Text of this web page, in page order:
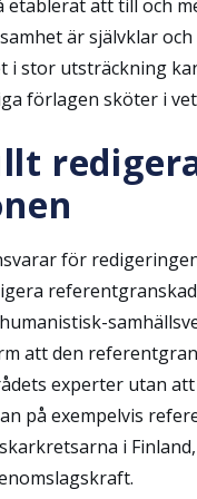
etablerat att till och
är självklar
i stor utsträckning
förlagen sköter i
för
att den
experter utan
på exempelvis
i